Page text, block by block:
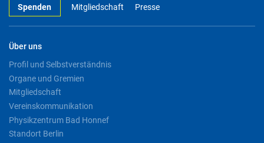
Spenden Mitgliedschaft Presse
Über uns
Profil und Selbstverständnis
Organe und Gremien
Mitgliedschaft
Vereinskommunikation
Physikzentrum Bad Honnef
Standort Berlin